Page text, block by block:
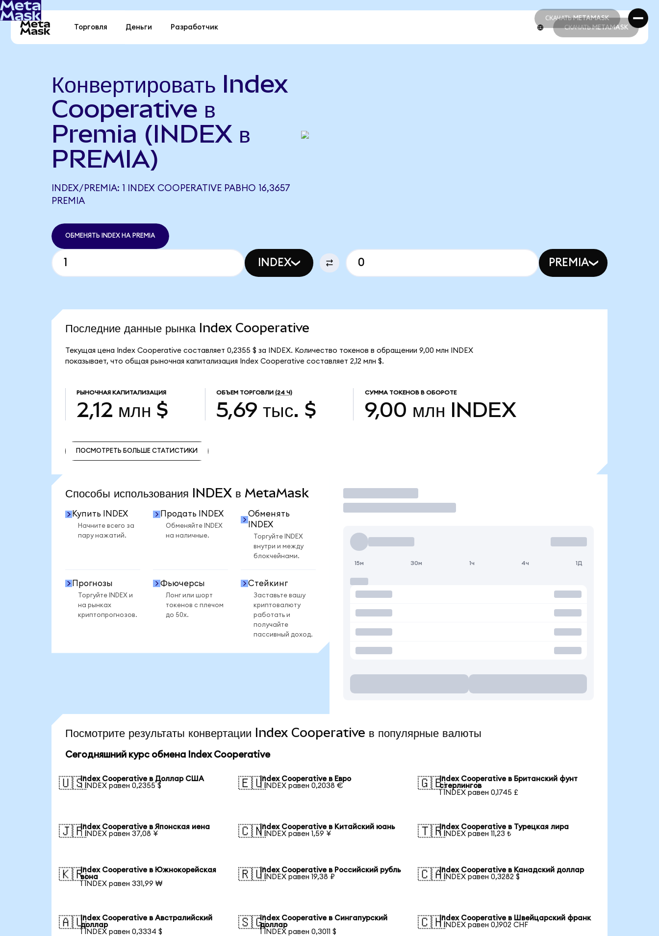
СКАЧАТЬ METAMASK
СКАЧАТЬ METAMASK
Торговля Деньги Разработчик СКАЧАТЬ METAMASK
Конвертировать Index
Cooperative в
Premia (INDEX в
PREMIA)
INDEX/PREMIA: 1 INDEX COOPERATIVE РАВНО 16,3657
PREMIA
ОБМЕНЯТЬ INDEX НА PREMIA
INDEX PREMIA
Последние данные рынка Index Cooperative
Текущая цена Index Cooperative составляет 0,2355 $ за INDEX. Количество токенов в обращении 9,00 млн INDEX
показывает, что общая рыночная капитализация Index Cooperative составляет 2,12 млн $.
РЫНОЧНАЯ КАПИТАЛИЗАЦИЯ
2,12 млн $
ОБЪЕМ ТОРГОВЛИ (24 Ч)
5,69 тыс. $
СУММА ТОКЕНОВ В ОБОРОТЕ
9,00 млн INDEX
ПОСМОТРЕТЬ БОЛЬШЕ СТАТИСТИКИ
Способы использования INDEX в MetaMask
Купить INDEX
Начните всего за
пару нажатий.
Продать INDEX
Обменяйте INDEX
на наличные.
Обменять
INDEX
Торгуйте INDEX
внутри и между
блокчейнами.
Прогнозы
Торгуйте INDEX и
на рынках
криптопрогнозов.
Фьючерсы
Лонг или шорт
токенов с плечом
до 50x.
Стейкинг
Заставьте вашу
криптовалюту
работать и
получайте
пассивный доход.
Торговать
15м 30м 1ч 4ч 1Д
Посмотрите результаты конвертации Index Cooperative в популярные валюты
Сегодняшний курс обмена Index Cooperative
🇺🇸Index Cooperative в Доллар США
1 INDEX равен 0,2355 $
🇪🇺Index Cooperative в Евро
1 INDEX равен 0,2038 €
🇬🇧Index Cooperative в Британский фунт
стерлингов
1 INDEX равен 0,1745 £
🇯🇵Index Cooperative в Японская иена
1 INDEX равен 37,08 ¥
🇨🇳Index Cooperative в Китайский юань
1 INDEX равен 1,59 ¥
🇹🇷Index Cooperative в Турецкая лира
1 INDEX равен 11,23 ₺
🇰🇷Index Cooperative в Южнокорейская
вона
1 INDEX равен 331,99 ₩
🇷🇺Index Cooperative в Российский рубль
1 INDEX равен 19,38 ₽
🇨🇦Index Cooperative в Канадский доллар
1 INDEX равен 0,3282 $
🇦🇺Index Cooperative в Австралийский
доллар
1 INDEX равен 0,3334 $
🇸🇬Index Cooperative в Сингапурский
доллар
1 INDEX равен 0,3011 $
🇨🇭Index Cooperative в Швейцарский франк
1 INDEX равен 0,1902 CHF